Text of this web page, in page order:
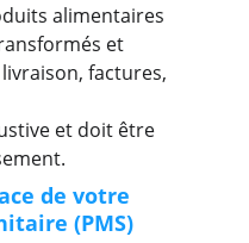
alimentaires
et
factures,
et doit être
de votre
(PMS)